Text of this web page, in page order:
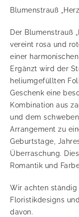
Blumenstrauß
Der Blumenstrauß
vereint rosa und
einer
Ergänzt wird der
heliumgefüllten
Geschenk eine
Kombination aus
und dem
Arrangement zu
Geburtstage,
Überraschung.
Romantik und
Wir achten ständig
Floristikdesigns
davon.